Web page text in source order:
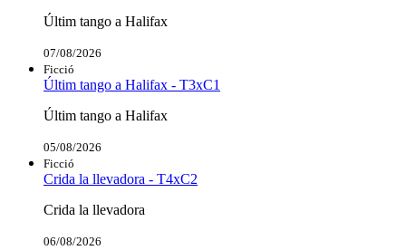
Últim tango a Halifax
07/08/2026
Ficció
Últim tango a Halifax - T3xC1
Últim tango a Halifax
05/08/2026
Ficció
Crida la llevadora - T4xC2
Crida la llevadora
06/08/2026